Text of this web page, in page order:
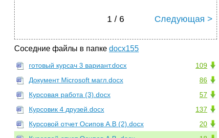
1 / 6 Следующая >
Соседние файлы в папке docx155
109
готовый курсач 3 вариант.docx
86
Документ Microsoft магл.docx
57
Курсовая работа (3).docx
137
Курсовик 4 друзей.docx
20
Курсовой отчет Осипов А.В (2).docx